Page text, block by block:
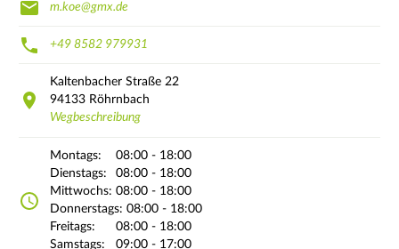
m.koe@gmx.de
+49 8582 979931
Kaltenbacher Straße 22
94133 Röhrnbach
Wegbeschreibung
Montags:
08:00 - 18:00
Dienstags:
08:00 - 18:00
Mittwochs: 08:00 - 18:00
Donnerstags: 08:00 - 18:00
Freitags:
08:00 - 18:00
Samstags:
09:00 - 17:00